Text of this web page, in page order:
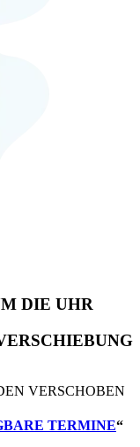
DIE UHR
VERSCHOBEN
TERMINE“